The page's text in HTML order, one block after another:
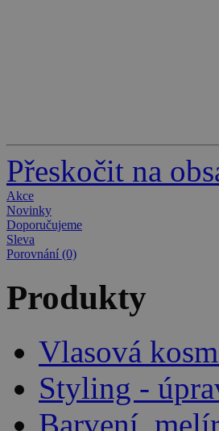
Přeskočit na
Akce
Novinky
Doporučujeme
Sleva
Porovnání (0)
Produkty
Vlasová
Styling -